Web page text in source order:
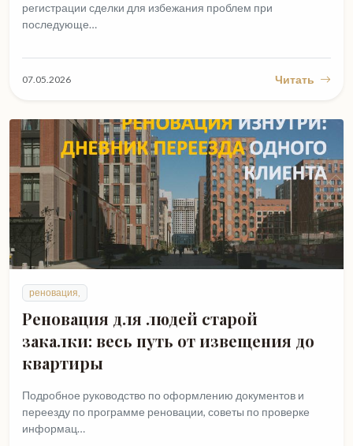
регистрации сделки для избежания проблем при
последующе…
07.05.2026 Читать
реновация,
Реновация для людей старой
закалки: весь путь от извещения до
квартиры
Подробное руководство по оформлению документов и
переезду по программе реновации, советы по проверке
информац…